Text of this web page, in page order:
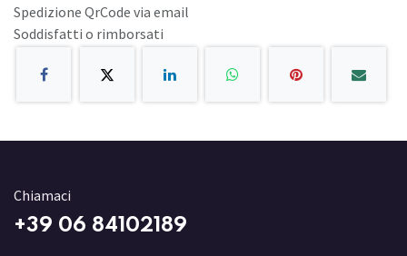
Spedizione QrCode via email
Soddisfatti o rimborsati
Chiamaci
+39 06 84102189